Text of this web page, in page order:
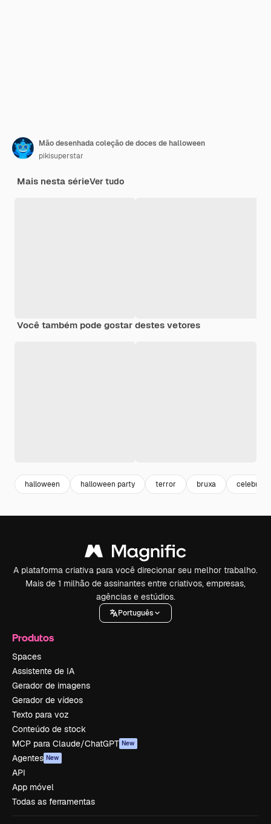
Mão desenhada coleção de doces de halloween
pikisuperstar
Mais nesta sérieVer tudo
Você também pode gostar destes vetores
halloween halloween party terror bruxa
A plataforma criativa para você direcionar seu melhor trabalho.
Mais de 1 milhão de assinantes entre criativos, empresas,
agências e estúdios.
Português
Produtos
Spaces
Assistente de IA
Gerador de imagens
Gerador de vídeos
Texto para voz
Conteúdo de stock
MCP para Claude/ChatGPT New
Agentes New
API
App móvel
Todas as ferramentas